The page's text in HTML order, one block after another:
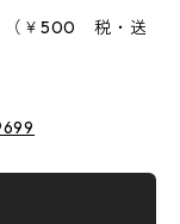
（￥500 税・送